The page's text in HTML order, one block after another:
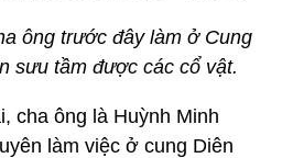
ông trước đây làm ở Cung
sưu tầm được các cổ vật.
cha ông là Huỳnh Minh
làm việc ở cung Diên